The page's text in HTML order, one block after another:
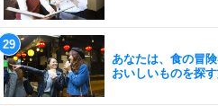
あなたは、食の冒険
おいしいものを探す